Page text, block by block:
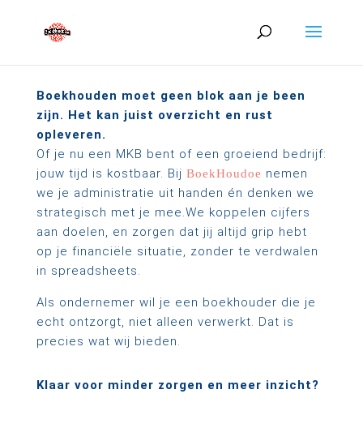
Boekhouden moet geen blok aan je been
zijn. Het kan juist overzicht en rust
opleveren.
Of je nu een MKB bent of een groeiend bedrijf:
jouw tijd is kostbaar. Bij BoekHoudoe nemen
we je administratie uit handen én denken we
strategisch met je mee.We koppelen cijfers
aan doelen, en zorgen dat jij altijd grip hebt
op je financiële situatie, zonder te verdwalen
in spreadsheets.
Als ondernemer wil je een boekhouder die je
echt ontzorgt, niet alleen verwerkt. Dat is
precies wat wij bieden.
Klaar voor minder zorgen en meer inzicht?